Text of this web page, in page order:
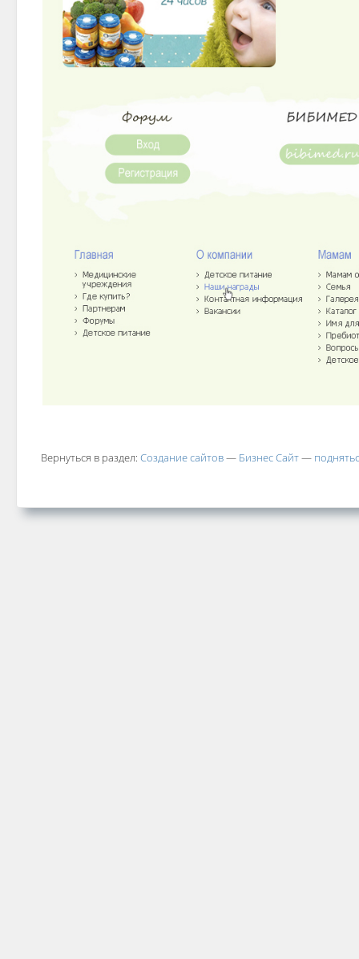
Вернуться в раздел: Создание сайтов— Бизнес Сайт—